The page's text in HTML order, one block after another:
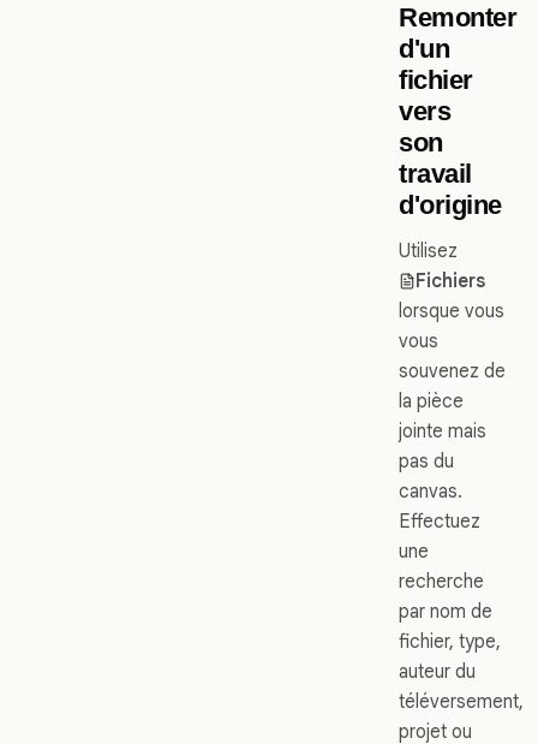
Remonter
d'un
fichier
vers
son
travail
d'origine
Utilisez
Fichiers
lorsque vous
vous
souvenez de
la pièce
jointe mais
pas du
canvas.
Effectuez
une
recherche
par nom de
fichier, type,
auteur du
téléversement,
projet ou